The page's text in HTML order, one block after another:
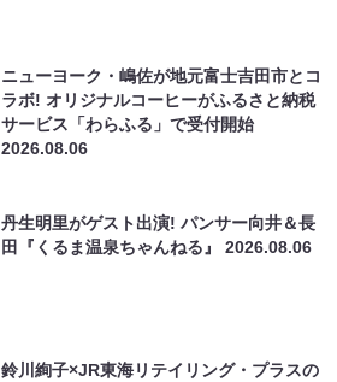
ニューヨーク・嶋佐が地元富士吉田市とコ
ラボ! オリジナルコーヒーがふるさと納税
サービス「わらふる」で受付開始
2026.08.06
丹生明里がゲスト出演! パンサー向井＆長
田『くるま温泉ちゃんねる』2026.08.06
鈴川絢子×JR東海リテイリング・プラスの